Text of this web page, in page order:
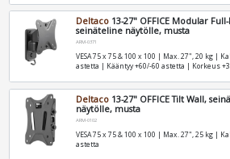
Deltaco 13-27" OFFICE Modular
seinäteline näytölle, musta
ARM-0371
VESA 75 x 75 & 100 x 100 | Max. 27", 20 kg |
astetta | Kääntyy +60/-60 astetta | Korkeus
Deltaco 13-27" OFFICE Tilt Wall,
näytölle, musta
ARM-0102
VESA 75 x 75 & 100 x 100 | Max. 27", 25 kg |
astetta